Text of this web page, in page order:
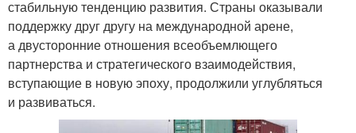
стабильную тенденцию развития. Страны оказывали
поддержку друг другу на международной арене,
а двусторонние отношения всеобъемлющего
партнерства и стратегического взаимодействия,
вступающие в новую эпоху, продолжили углубляться
и развиваться.